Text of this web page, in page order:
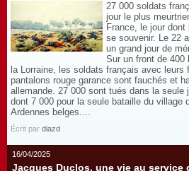
27 000 soldats
jour le plus
France, le jour dont
se souvenir. Le 22
un grand jour de
Sur un front de 400
la Lorraine, les soldats français avec leurs
pantalons rouge garance sont fauchés et
allemande. 27 000 sont tués dans la seule
dont 7 000 pour la seule bataille du village
Ardennes belges....
Écrit par diazd
16/04/2025
Jacques Duclos, une vie au service